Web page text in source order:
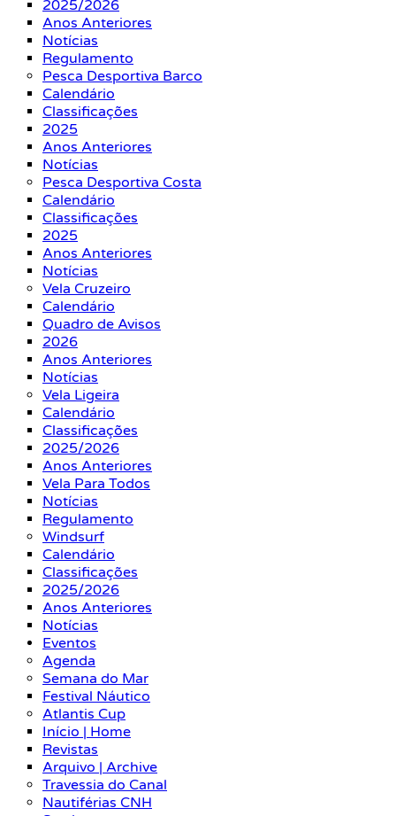
2025/2026
Anos Anteriores
Notícias
Regulamento
Pesca Desportiva Barco
Calendário
Classificações
2025
Anos Anteriores
Notícias
Pesca Desportiva Costa
Calendário
Classificações
2025
Anos Anteriores
Notícias
Vela Cruzeiro
Calendário
Quadro de Avisos
2026
Anos Anteriores
Notícias
Vela Ligeira
Calendário
Classificações
2025/2026
Anos Anteriores
Vela Para Todos
Notícias
Regulamento
Windsurf
Calendário
Classificações
2025/2026
Anos Anteriores
Notícias
Eventos
Agenda
Semana do Mar
Festival Náutico
Atlantis Cup
Início | Home
Revistas
Arquivo | Archive
Travessia do Canal
Nautiférias CNH